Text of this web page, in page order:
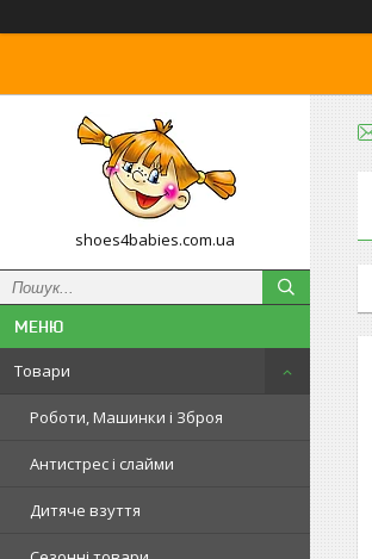
shoes4babies.com.ua
Товари
Роботи, Машинки і Зброя
Антистрес і слайми
Дитяче взуття